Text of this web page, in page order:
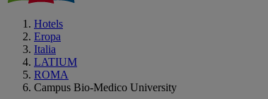
Hotels
Eropa
Italia
LATIUM
ROMA
Campus Bio-Medico University